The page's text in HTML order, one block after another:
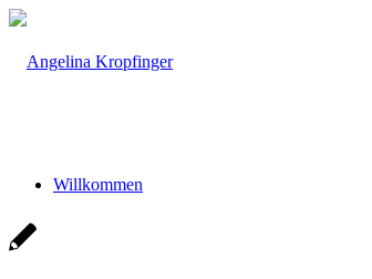
Willkommen